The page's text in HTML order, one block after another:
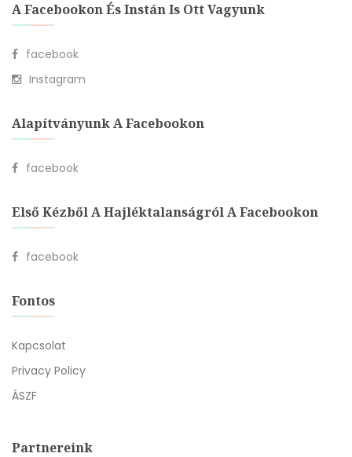
A Facebookon És Instán Is Ott Vagyunk
facebook
Instagram
Alapítványunk A Facebookon
facebook
Első Kézből A Hajléktalanságról A Facebookon
facebook
Fontos
Kapcsolat
Privacy Policy
ÁSZF
Partnereink